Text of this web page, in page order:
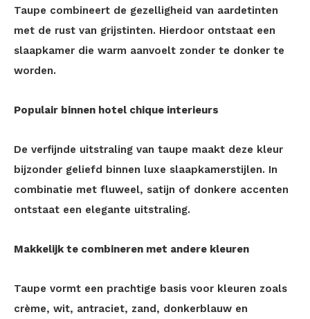
Taupe combineert de gezelligheid van aardetinten
met de rust van grijstinten. Hierdoor ontstaat een
slaapkamer die warm aanvoelt zonder te donker te
worden.
Populair binnen hotel chique interieurs
De verfijnde uitstraling van taupe maakt deze kleur
bijzonder geliefd binnen luxe slaapkamerstijlen. In
combinatie met fluweel, satijn of donkere accenten
ontstaat een elegante uitstraling.
Makkelijk te combineren met andere kleuren
Taupe vormt een prachtige basis voor kleuren zoals
crème, wit, antraciet, zand, donkerblauw en